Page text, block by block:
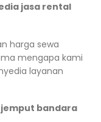
jasa rental
harga sewa
mengapa kami
layanan
bandara